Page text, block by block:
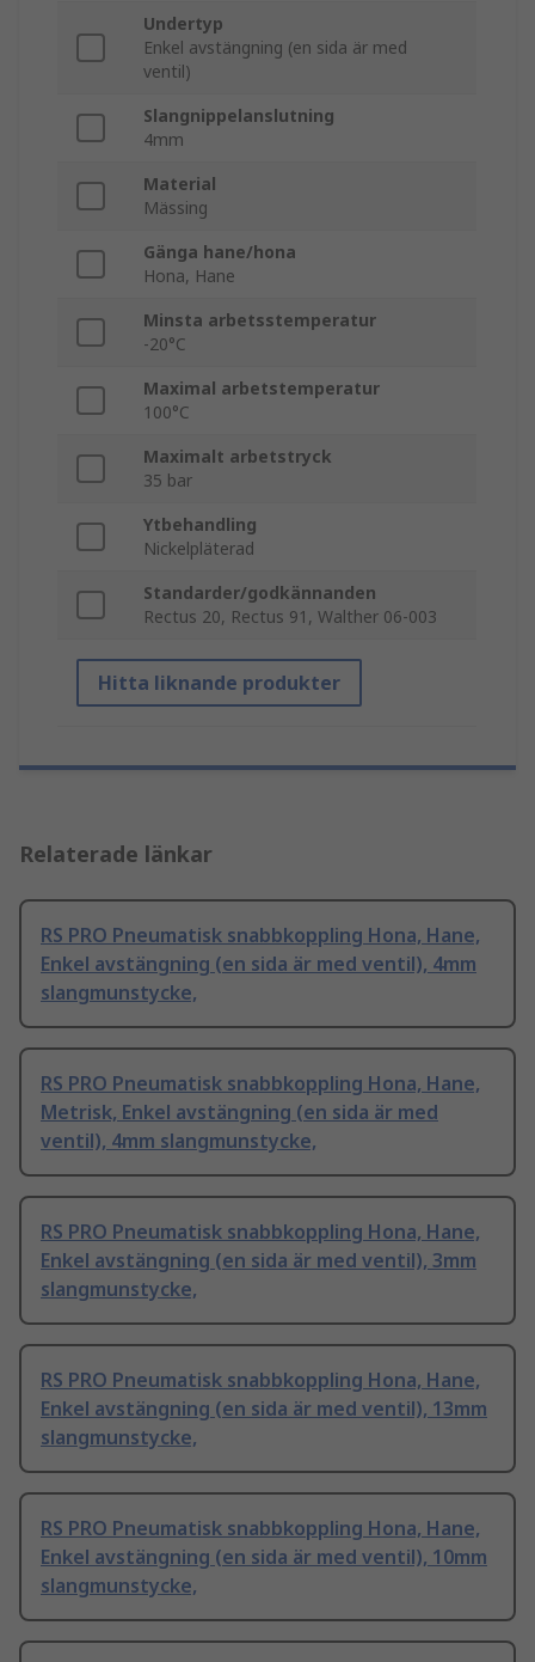
Undertyp
Enkel avstängning (en sida är med
ventil)
Slangnippelanslutning
4mm
Material
Mässing
Gänga hane/hona
Hona, Hane
Minsta arbetsstemperatur
-20°C
Maximal arbetstemperatur
100°C
Maximalt arbetstryck
35 bar
Ytbehandling
Nickelpläterad
Standarder/godkännanden
Rectus 20, Rectus 91, Walther 06-003
Hitta liknande produkter
Relaterade länkar
RS PRO Pneumatisk snabbkoppling Hona, Hane,
Enkel avstängning (en sida är med ventil), 4mm
slangmunstycke,
RS PRO Pneumatisk snabbkoppling Hona, Hane,
Metrisk, Enkel avstängning (en sida är med
ventil), 4mm slangmunstycke,
RS PRO Pneumatisk snabbkoppling Hona, Hane,
Enkel avstängning (en sida är med ventil), 3mm
slangmunstycke,
RS PRO Pneumatisk snabbkoppling Hona, Hane,
Enkel avstängning (en sida är med ventil), 13mm
slangmunstycke,
RS PRO Pneumatisk snabbkoppling Hona, Hane,
Enkel avstängning (en sida är med ventil), 10mm
slangmunstycke,